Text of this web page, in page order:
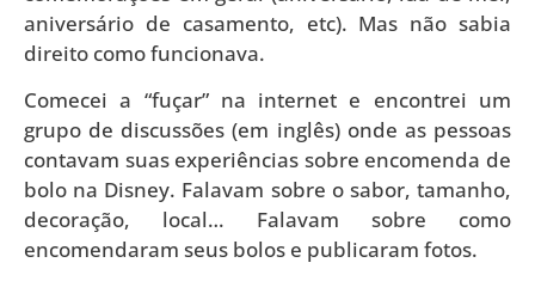
aniversário de casamento, etc). Mas não sabia
direito como funcionava.
Comecei a “fuçar” na internet e encontrei um
grupo de discussões (em inglês) onde as pessoas
contavam suas experiências sobre encomenda de
bolo na Disney. Falavam sobre o sabor, tamanho,
decoração, local… Falavam sobre como
encomendaram seus bolos e publicaram fotos.